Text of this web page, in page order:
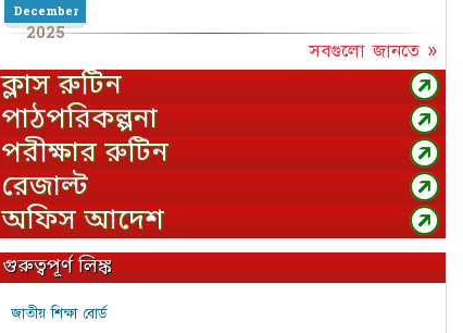
December
2025
সবগুলো জানতে »
ক্লাস রুটিন
পাঠপরিকল্পনা
পরীক্ষার রুটিন
রেজাল্ট
অফিস আদেশ
গুরুত্বপূর্ণ লিঙ্ক
জাতীয় শিক্ষা বোর্ড